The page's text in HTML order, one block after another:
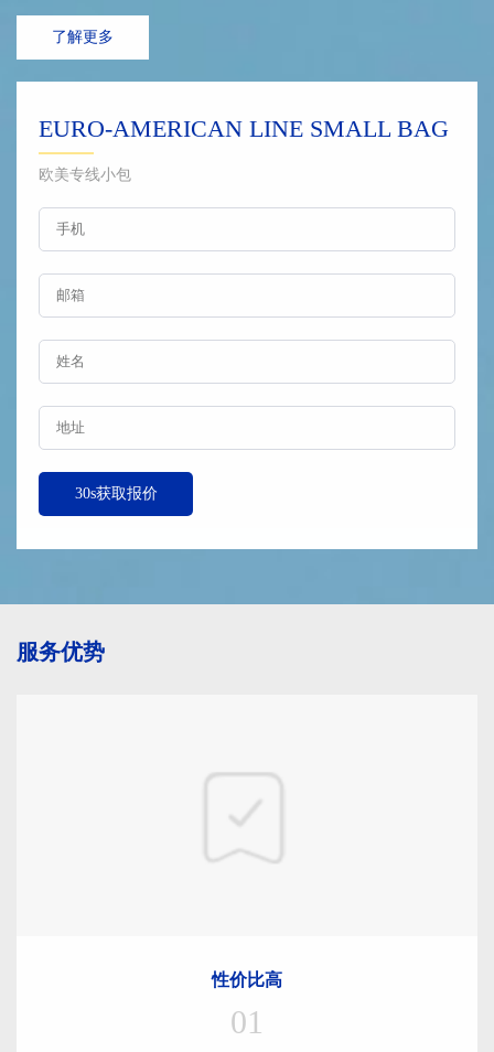
了解更多
EURO-AMERICAN LINE SMALL BAG
欧美专线小包
30s获取报价
服务优势
性价比高
01